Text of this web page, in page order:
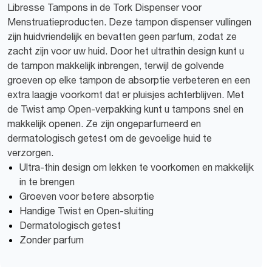
Libresse Tampons in de Tork Dispenser voor
Menstruatieproducten. Deze tampon dispenser vullingen
zijn huidvriendelijk en bevatten geen parfum, zodat ze
zacht zijn voor uw huid. Door het ultrathin design kunt u
de tampon makkelijk inbrengen, terwijl de golvende
groeven op elke tampon de absorptie verbeteren en een
extra laagje voorkomt dat er pluisjes achterblijven. Met
de Twist amp Open-verpakking kunt u tampons snel en
makkelijk openen. Ze zijn ongeparfumeerd en
dermatologisch getest om de gevoelige huid te
verzorgen.
Ultra-thin design om lekken te voorkomen en makkelijk
in te brengen
Groeven voor betere absorptie
Handige Twist en Open-sluiting
Dermatologisch getest
Zonder parfum